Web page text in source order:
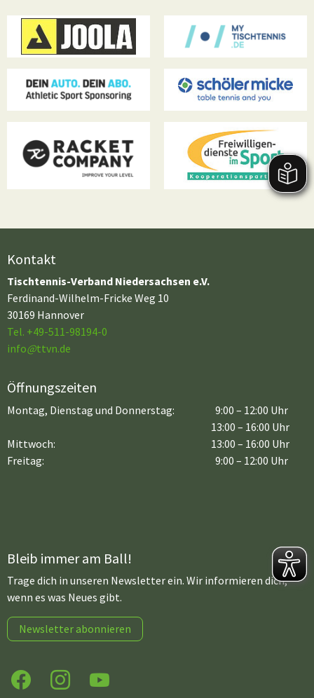
Kontakt
Tischtennis-Verband Niedersachsen e.V.
Ferdinand-Wilhelm-Fricke Weg 10
30169 Hannover
Tel. +49-511-98194-0
info@ttvn.de
Öffnungszeiten
Montag, Dienstag und Donnerstag:
9:00 – 12:00 Uhr
13:00 – 16:00 Uhr
Mittwoch:
Freitag:
13:00 – 16:00 Uhr
9:00 – 12:00 Uhr
Bleib immer am Ball!
Trage dich in unseren Newsletter ein. Wir informieren dich,
wenn es was Neues gibt.
Newsletter abonnieren